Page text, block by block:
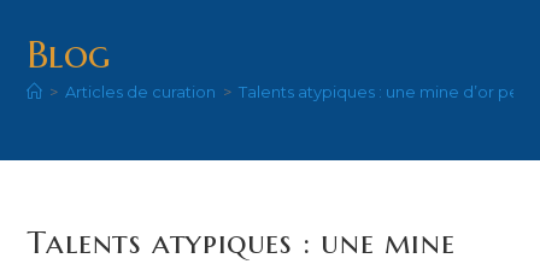
Blog
> Articles de curation > Talents atypiques : une mine d’or
Talents atypiques : une mine